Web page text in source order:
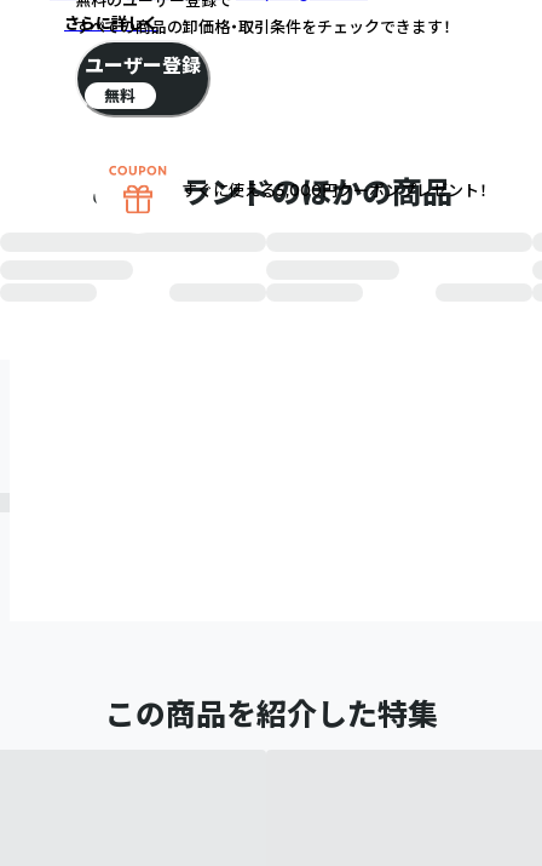
さらに詳しく
このブランドのほかの商品
この商品を紹介した特集
すべての商品の卸価格・取引条件をチェックできます！
ユーザー登録
無料
すぐに使える5,000円クーポンプレゼント！